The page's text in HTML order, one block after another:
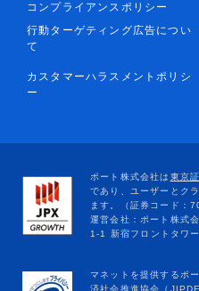
コンプライアンスポリシー
行動ターゲティング広告につい
て
カスタマーハラスメントポリシ
ー